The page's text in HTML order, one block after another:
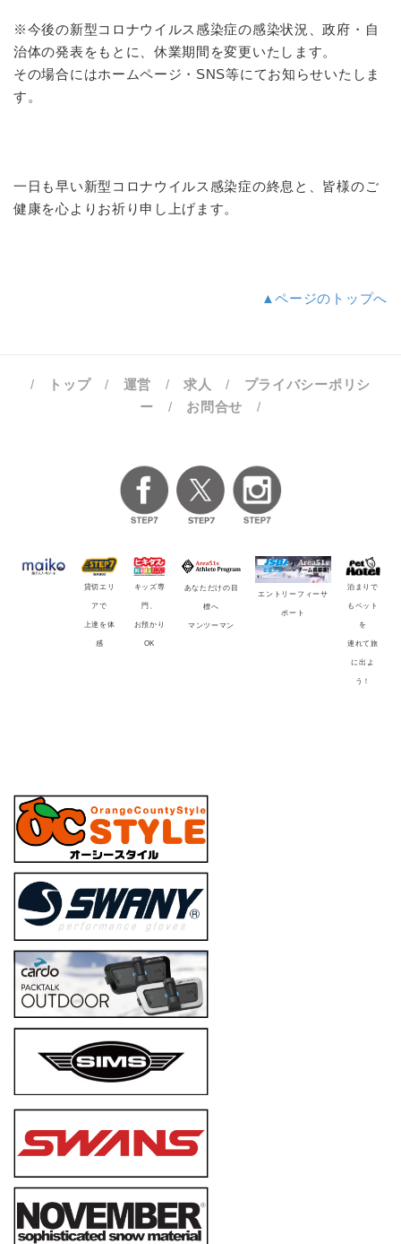
※今後の新型コロナウイルス感染症の感染状況、政府・自
治体の発表をもとに、休業期間を変更いたします。
その場合にはホームページ・SNS等にてお知らせいたしま
す。
一日も早い新型コロナウイルス感染症の終息と、皆様のご
健康を心よりお祈り申し上げます。
▲ページのトップへ
/ トップ/ 運営 /求人 / プライバシーポリシ
ー / お問合せ /
貸切エリ
アで
上達を体
感
キッズ専
門、
お預かり
OK
あなただけの目
標へ
マンツーマン
エントリーフィーサ
ポート
泊まりで
もペット
を
連れて旅
に出よ
う！